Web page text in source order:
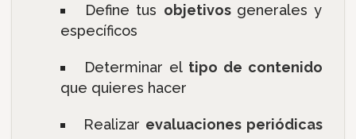
Define tus objetivos generales y
específicos
Determinar el tipo de contenido
que quieres hacer
Realizar evaluaciones periódicas